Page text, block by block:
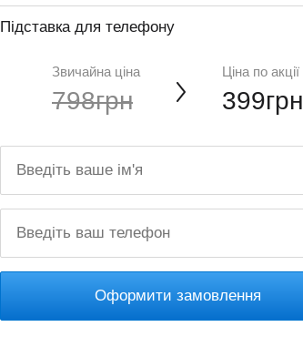
Підставка для телефону
Звичайна ціна
798грн
Ціна по акції
399грн
Оформити замовлення